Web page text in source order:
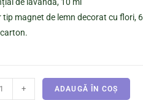
tip magnet de lemn decorat cu flori,
+ ADAUGĂ ÎN COȘ